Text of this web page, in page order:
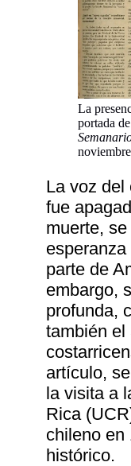
La
portada
La voz del
fue
muerte,
parte de
embargo,
profunda,
también el
artículo,
la visita a
Rica
chileno en
histórico.